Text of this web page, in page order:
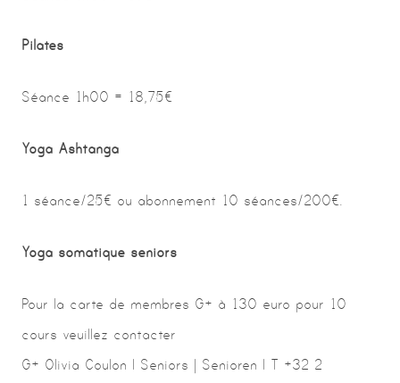
Pilates
Séance 1h00 = 18,75€
Yoga Ashtanga
1 séance/25€ ou abonnement 10 séances/200€.
Yoga somatique seniors
Pour la carte de membres G+ à 130 euro pour 10
cours veuillez contacter
G+ Olivia Coulon l Seniors | Senioren l T +32 2